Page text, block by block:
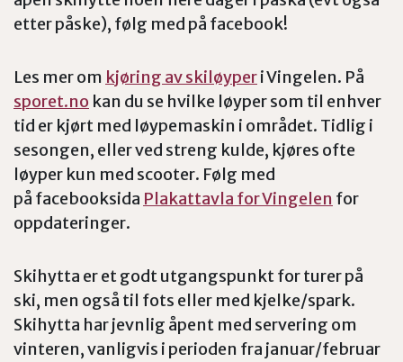
etter påske), følg med på facebook!
Les mer om kjøring av skiløyperi Vingelen. På
sporet.no kan du se hvilke løyper som til enhver
tid er kjørt med løypemaskin i området. Tidlig i
sesongen, eller ved streng kulde, kjøres ofte
løyper kun med scooter. Følg med
på facebooksida Plakattavla for Vingelen for
oppdateringer.
Skihytta er et godt utgangspunkt for turer på
ski, men også til fots eller med kjelke/spark.
Skihytta har jevnlig åpent med servering om
vinteren, vanligvis i perioden fra januar/februar